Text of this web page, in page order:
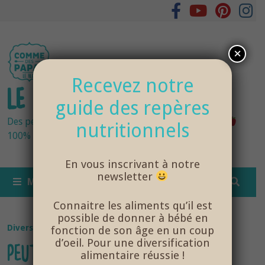
LE BLOG DES PAPAS
Des petits pots bébés fraîchement cuisinés
100% bio et de saison… et cela change tout !
MENU
Diversification Alimentaire/NutriSanté
PEUT-ON DONNER DE LA
Recevez notre
guide des repères
nutritionnels
En vous inscrivant à notre
newsletter
Connaitre les aliments qu’il est
possible de donner à bébé en
fonction de son âge en un coup
d’oeil. Pour une diversification
alimentaire réussie !
×